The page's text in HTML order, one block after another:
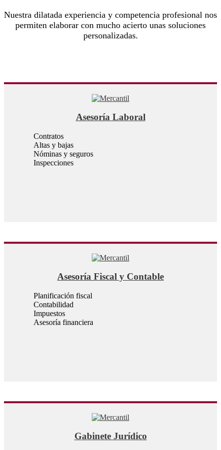
Nuestra dilatada experiencia y competencia profesional nos
permiten elaborar con mucho acierto unas soluciones
personalizadas.
Asesoría Laboral
Contratos
Altas y bajas
Nóminas y seguros
Inspecciones
Asesoría Fiscal y Contable
Planificación fiscal
Contabilidad
Impuestos
Asesoría financiera
Gabinete Jurídico